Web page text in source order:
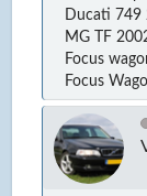
Ducati 749
MG TF
Focus
Focus